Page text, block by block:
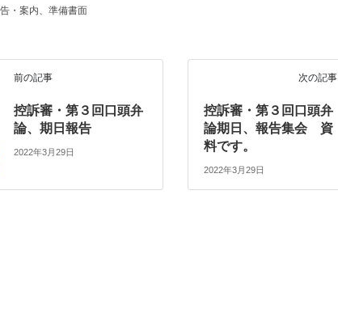
・案内、準備書面
前の記事
控訴審・第３回口頭弁
論、期日報告
2022年3月29日
次の記事
控訴審・第３回口頭弁
論期日、報告集会 資
料です。
2022年3月29日